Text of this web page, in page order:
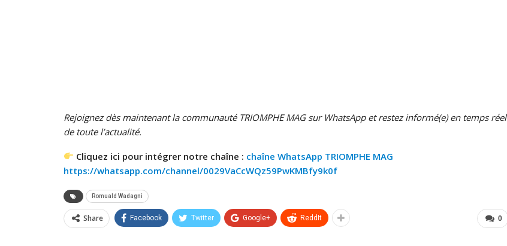
Rejoignez dès maintenant la communauté TRIOMPHE MAG sur WhatsApp et restez informé(e) en temps réel
de toute l’actualité.
Cliquez ici pour intégrer notre chaîne : chaîne WhatsApp TRIOMPHE MAG
https://whatsapp.com/channel/0029VaCcWQz59PwKMBfy9k0f
Romuald Wadagni
0
Share Facebook Twitter Google+ ReddIt